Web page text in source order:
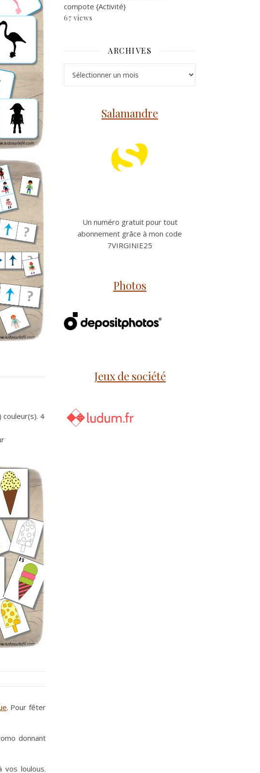
4
. Pour fêter
donnant
loulous.
compote {Activité}
67 views
ARCHIVES
Salamandre
Un numéro gratuit pour tout
abonnement grâce à mon code
7VIRGINIE25
Photos
Jeux de société